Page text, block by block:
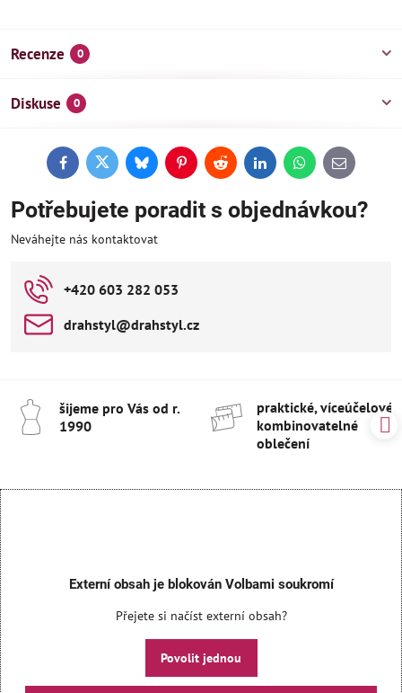
Recenze 0
Diskuse 0
FacebookTwitterBlueskyPinterestReddit LinkedInWhatsApp
E-
mail
Potřebujete poradit s objednávkou?
Neváhejte nás kontaktovat
+420 603 282 053
drahstyl​@drahstyl​.cz
šijeme pro Vás od r​.
1990
praktické, víceúčelové
kombinovatelné
oblečení
Externí obsah je blokován Volbami soukromí
Přejete si načíst externí obsah?
Povolit jednou